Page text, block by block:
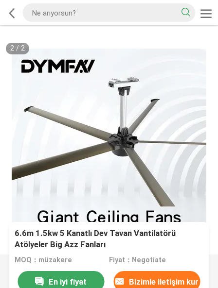
2/ 2
6.6m 1.5kw 5 Kanatlı Dev Tavan Vantilatörü
Atölyeler Big Azz Fanları
MOQ：müzakere Fiyat：Negotiate
En iyi fiyat Bizimle iletişim kur